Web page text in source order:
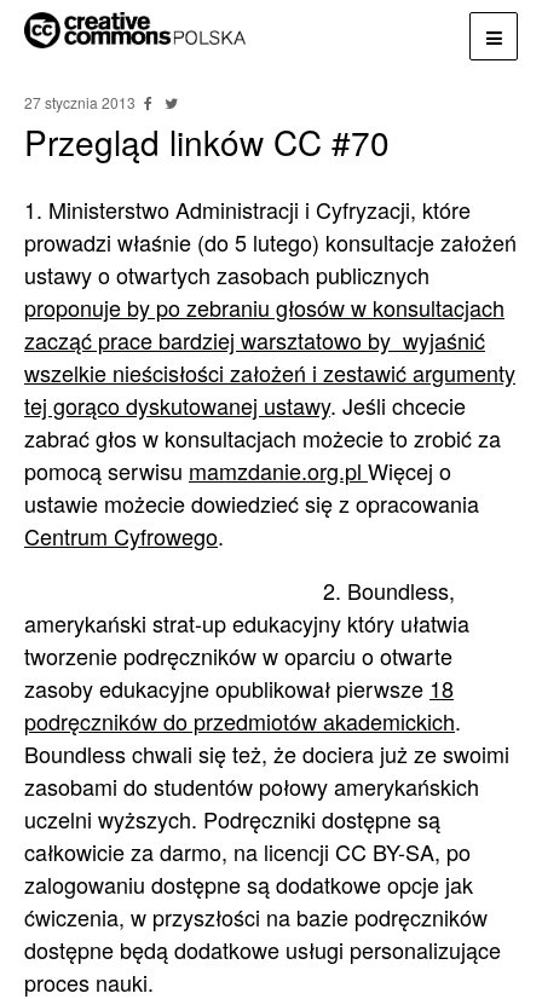
27 stycznia 2013
Przegląd linków CC #70
1. Ministerstwo Administracji i Cyfryzacji, które
prowadzi właśnie (do 5 lutego) konsultacje założeń
ustawy o otwartych zasobach publicznych
proponuje by po zebraniu głosów w konsultacjach
zacząć prace bardziej warsztatowo by wyjaśnić
wszelkie nieścisłości założeń i zestawić argumenty
tej gorąco dyskutowanej ustawy. Jeśli chcecie
zabrać głos w konsultacjach możecie to zrobić za
pomocą serwisu mamzdanie.org.pl Więcej o
ustawie możecie dowiedzieć się z opracowania
Centrum Cyfrowego.
2. Boundless,
amerykański strat-up edukacyjny który ułatwia
tworzenie podręczników w oparciu o otwarte
zasoby edukacyjne opublikował pierwsze 18
podręczników do przedmiotów akademickich.
Boundless chwali się też, że dociera już ze swoimi
zasobami do studentów połowy amerykańskich
uczelni wyższych. Podręczniki dostępne są
całkowicie za darmo, na licencji CC BY-SA, po
zalogowaniu dostępne są dodatkowe opcje jak
ćwiczenia, w przyszłości na bazie podręczników
dostępne będą dodatkowe usługi personalizujące
proces nauki.